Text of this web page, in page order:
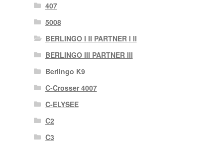
407
5008
BERLINGO I II PARTNER I II
BERLINGO III PARTNER III
Berlingo K9
C-Crosser 4007
C-ELYSEE
C2
C3